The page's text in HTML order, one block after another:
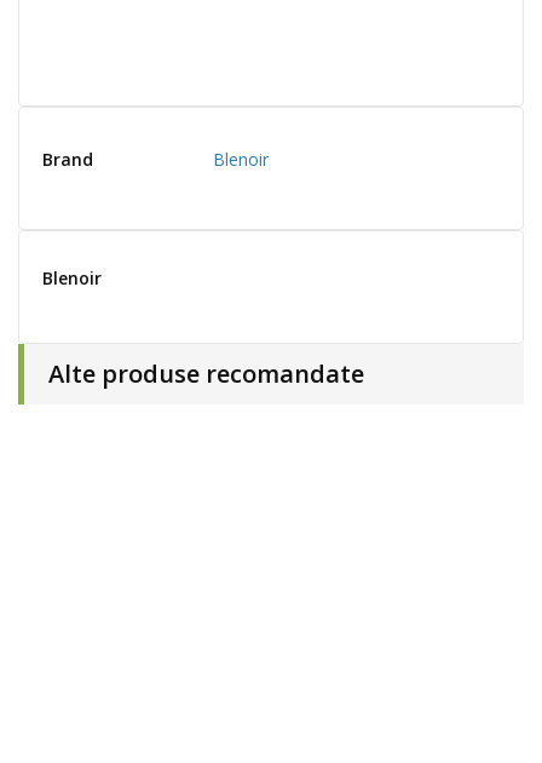
Brand Blenoir
Blenoir
Alte produse recomandate